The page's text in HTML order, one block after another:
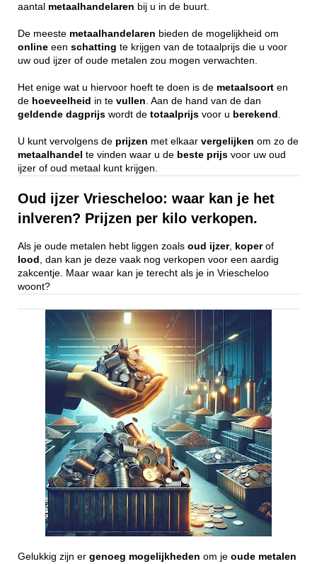
aantal metaalhandelaren bij u in de buurt.
De meeste metaalhandelaren bieden de mogelijkheid om
online een schatting te krijgen van de totaalprijs die u voor
uw oud ijzer of oude metalen zou mogen verwachten.
Het enige wat u hiervoor hoeft te doen is de metaalsoort en
de hoeveelheid in te vullen . Aan de hand van de dan
geldende dagprijs wordt de totaalprijs voor u berekend
U kunt vervolgens de prijzen met elkaar vergelijken om zo de
metaalhandel te vinden waar u de beste prijs voor uw oud
ijzer of oud metaal kunt krijgen.
Oud ijzer Vriescheloo: waar kan je het
inlveren? Prijzen per kilo verkopen.
Als je oude metalen hebt liggen zoals oud ijzer, koperof
lood , dan kan je deze vaak nog verkopen voor een aardig
zakcentje. Maar waar kan je terecht als je in Vriescheloo
woont?
Gelukkig zijn er genoeg mogelijkheden om je oude metalen